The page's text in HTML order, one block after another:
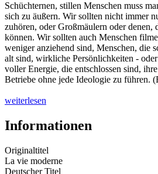
Schüchternen, stillen Menschen muss
sich zu äußern. Wir sollten nicht immer
zuhören, oder Großmäulern oder denen,
können. Wir sollten auch Menschen
weniger anziehend sind, Menschen, die
alt sind, wirkliche Persönlichkeiten -
voller Energie, die entschlossen sind,
Betriebe ohne jede Ideologie zu führen.
weiterlesen
Informationen
Originaltitel
La vie moderne
Deutscher Titel